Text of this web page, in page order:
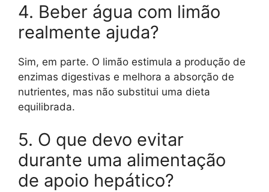
4. Beber água com limão
realmente ajuda?
Sim, em parte. O limão estimula a produção de
enzimas digestivas e melhora a absorção de
nutrientes, mas não substitui uma dieta
equilibrada.
5. O que devo evitar
durante uma alimentação
de apoio hepático?